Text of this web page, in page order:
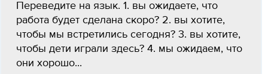
Переведите на язык. 1. вы ожидаете, что
работа будет сделана скоро? 2. вы хотите,
чтобы мы встретились сегодня? 3. вы хотите,
чтобы дети играли здесь? 4. мы ожидаем, что
они хорошо...